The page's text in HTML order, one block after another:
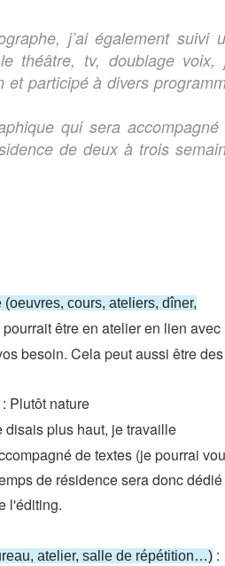
j’ai également suivi
théâtre, tv, doublage voix,
participé à divers
qui sera accompagné
de deux à trois
cours, ateliers, dîner,
être en atelier en lien avec
besoin. Cela peut aussi être des
: Plutôt nature
disais plus haut, je travaille
de textes (je pourrai
de résidence sera donc
l'éditing.
atelier, salle de répétition…) :